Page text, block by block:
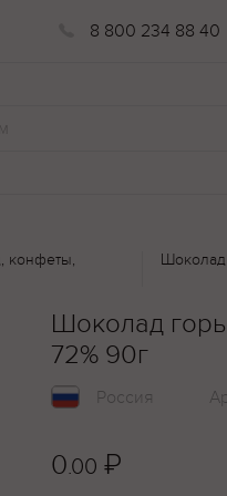
8 800 234 88 40
конфеты,
Шоколад
Шоколад
72% 90г
Россия
0.00 ₽